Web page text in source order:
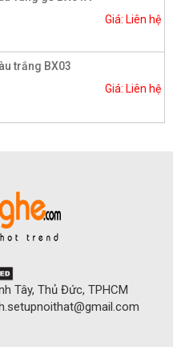
Giá: Liên hệ
trắng BX03
Giá: Liên hệ
Tây, Thủ Đức, TPHCM